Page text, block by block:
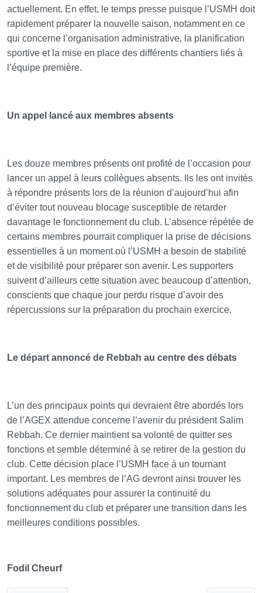
actuellement. En effet, le temps presse puisque l’USMH doit
rapidement préparer la nouvelle saison, notamment en ce
qui concerne l’organisation administrative, la planification
sportive et la mise en place des différents chantiers liés à
l’équipe première.
Un appel lancé aux membres absents
Les douze membres présents ont profité de l’occasion pour
lancer un appel à leurs collègues absents. Ils les ont invités
à répondre présents lors de la réunion d’aujourd’hui afin
d’éviter tout nouveau blocage susceptible de retarder
davantage le fonctionnement du club. L’absence répétée de
certains membres pourrait compliquer la prise de décisions
essentielles à un moment où l’USMH a besoin de stabilité
et de visibilité pour préparer son avenir. Les supporters
suivent d’ailleurs cette situation avec beaucoup d’attention,
conscients que chaque jour perdu risque d’avoir des
répercussions sur la préparation du prochain exercice.
Le départ annoncé de Rebbah au centre des débats
L’un des principaux points qui devraient être abordés lors
de l’AGEX attendue concerne l’avenir du président Salim
Rebbah. Ce dernier maintient sa volonté de quitter ses
fonctions et semble déterminé à se retirer de la gestion du
club. Cette décision place l’USMH face à un tournant
important. Les membres de l’AG devront ainsi trouver les
solutions adéquates pour assurer la continuité du
fonctionnement du club et préparer une transition dans les
meilleures conditions possibles.
Fodil Cheurf